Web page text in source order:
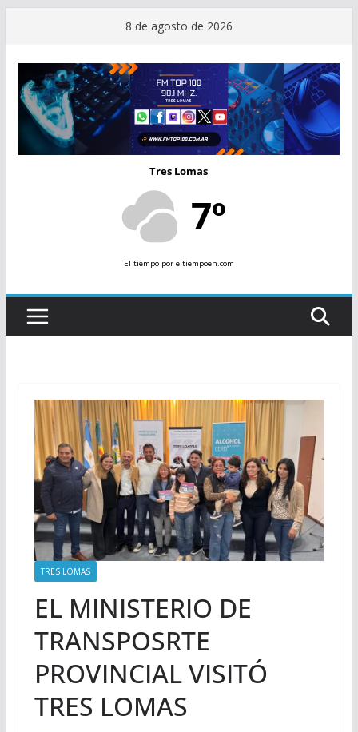
contenido
8 de agosto de 2026
Tres Lomas
7º
El tiempopor eltiempoen.com
TRES LOMAS
EL MINISTERIO DE
TRANSPOSRTE
PROVINCIAL VISITÓ
TRES LOMAS